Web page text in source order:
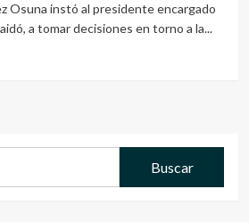
Osuna instó al presidente encargado
a tomar decisiones en torno a la...